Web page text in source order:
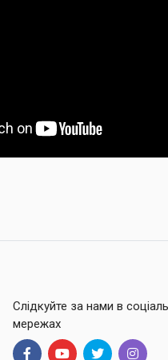
Слідкуйте за нами в
мережах